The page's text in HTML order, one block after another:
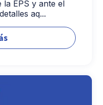
la EPS y ante el
aq...